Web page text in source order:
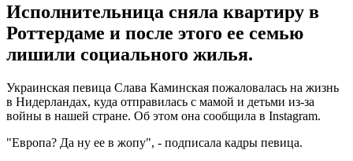
Исполнительница сняла квартиру в
Роттердаме и после этого ее семью
лишили социального жилья.
Украинская певица Слава Каминская пожаловалась на жизнь
в Нидерландах, куда отправилась с мамой и детьми из-за
войны в нашей стране. Об этом она сообщила в Instagram.
"Европа? Да ну ее в жопу", - подписала кадры певица.